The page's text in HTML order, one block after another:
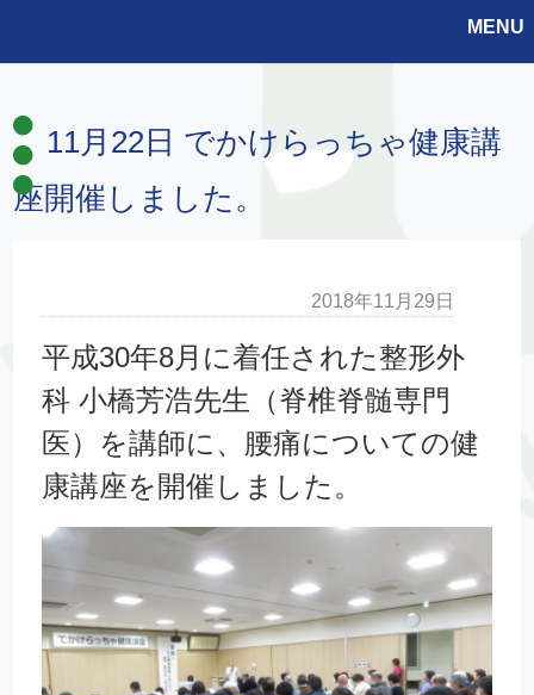
MENU
11月22日 でかけらっちゃ健康講
座開催しました。
2018年11月29日
平成30年8月に着任された整形外
科 小橋芳浩先生（脊椎脊髄専門
医）を講師に、腰痛についての健
康講座を開催しました。